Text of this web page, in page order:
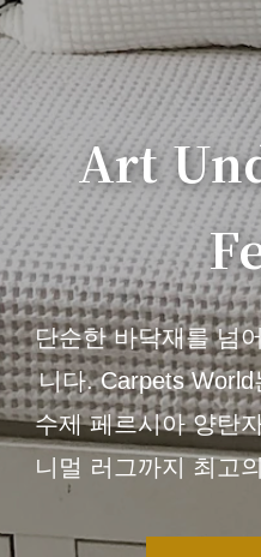
Art
단순한 바닥재를 넘
니다. Carpets
수제 페르시아 양탄
니멀 러그까지 최고